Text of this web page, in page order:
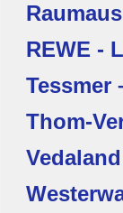
REWE -
Tessmer
Thom-